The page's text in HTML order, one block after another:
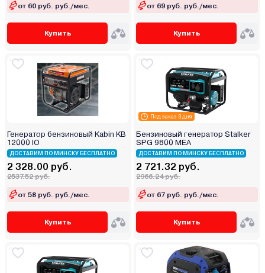
от 60 руб. руб./мес.
Купить
от 69 руб. руб./мес.
Купить
Генератор бензиновый Kabin KB
12000 IО
ДОСТАВИМ ПО МИНСКУ БЕСПЛАТНО
2 328.00 руб.
2537.52 руб.
от 58 руб. руб./мес.
Купить
Под заказ 3 дня
Бензиновый генератор Stalker
SPG 9800 MEA
ДОСТАВИМ ПО МИНСКУ БЕСПЛАТНО
2 721.32 руб.
2966.24 руб.
от 67 руб. руб./мес.
Купить